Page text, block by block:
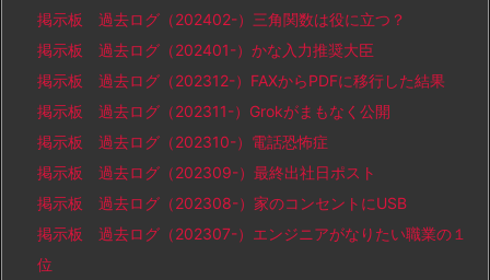
掲示板 過去ログ（202402-）三角関数は役に立つ？
掲示板 過去ログ（202401-）かな入力推奨大臣
掲示板 過去ログ（202312-）FAXからPDFに移行した結果
掲示板 過去ログ（202311-）Grokがまもなく公開
掲示板 過去ログ（202310-）電話恐怖症
掲示板 過去ログ（202309-）最終出社日ポスト
掲示板 過去ログ（202308-）家のコンセントにUSB
掲示板 過去ログ（202307-）エンジニアがなりたい職業の１
位